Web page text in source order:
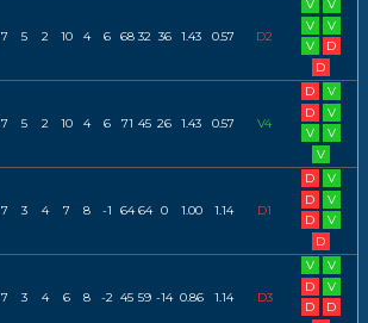
7 5 2 10 4 6 68 32 36 1.43 0.57 D2
V
V
V
V
V
D
D
7 5 2 10 4 6 71 45 26 1.43 0.57 V4
D
V
D
V
V
V
V
7 3 4 7 8 -1 64 64 0 1.00 1.14 D1
D
V
D
V
D
V
D
7 3 4 6 8 -2 45 59 -14 0.86 1.14 D3
V
V
D
V
D
D